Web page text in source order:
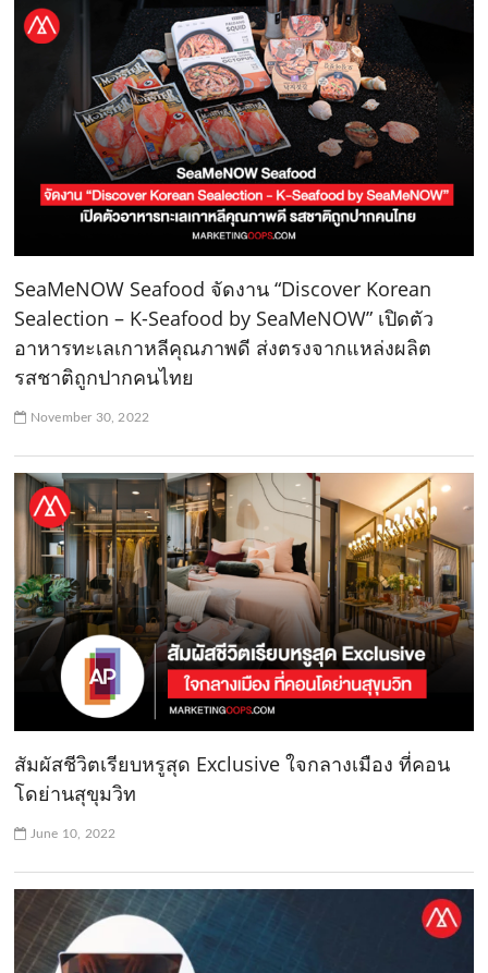
SeaMeNOW Seafood จัดงาน “Discover Korean
Sealection – K-Seafood by SeaMeNOW” เปิดตัว
อาหารทะเลเกาหลีคุณภาพดี ส่งตรงจากแหล่งผลิต
รสชาติถูกปากคนไทย
November 30, 2022
สัมผัสชีวิตเรียบหรูสุด Exclusive ใจกลางเมือง ที่คอน
โดย่านสุขุมวิท
June 10, 2022